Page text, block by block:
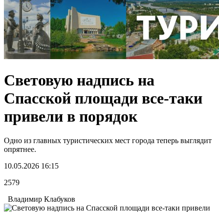
Световую надпись на
Спасской площади все-таки
привели в порядок
Одно из главных туристических мест города теперь выглядит
опрятнее.
10.05.2026 16:15
2579
Владимир Клабуков